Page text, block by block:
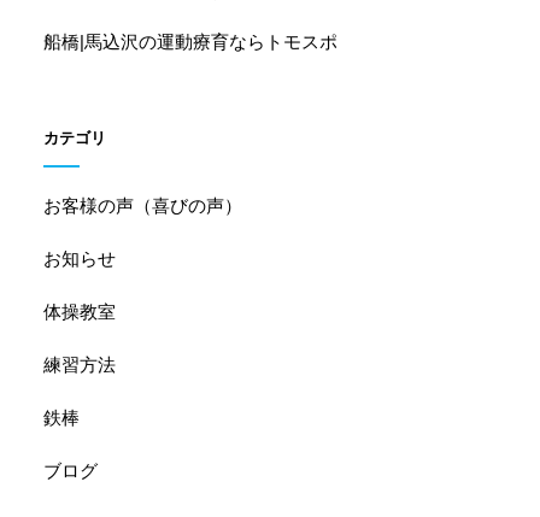
船橋|馬込沢の運動療育ならトモスポ
カテゴリ
お客様の声（喜びの声）
お知らせ
体操教室
練習方法
鉄棒
ブログ